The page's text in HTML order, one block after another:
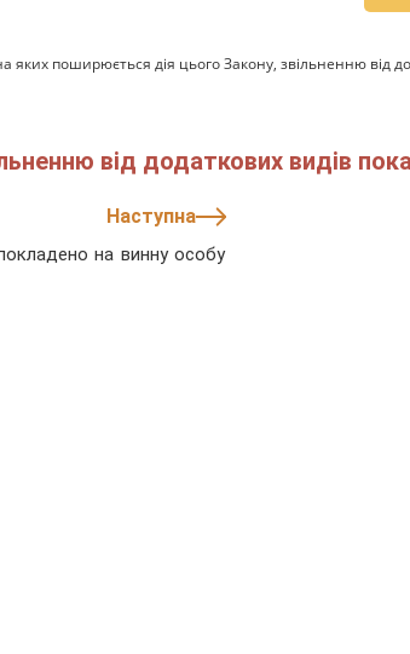
яких поширюється дія цього Закону, звільненню від
від додаткових видів
Наступна
на винну особу